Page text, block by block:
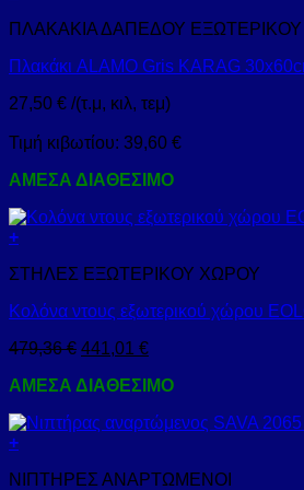
ΠΛΑΚΑΚΙΑ ΔΑΠΕΔΟΥ
Πλακάκι ALAMO Gris KARAG
27,50 € /(τ.μ, κιλ, τεμ)
Τιμή κιβωτίου: 39,60 €
ΑΜΕΣΑ ΔΙΑΘΕΣΙΜΟ
+
ΣΤΗΛΕΣ ΕΞΩΤΕΡΙΚΟΥ ΧΩΡΟΥ
Κολόνα ντους εξωτερικού χώρου
479,36€ 441,01 €
ΑΜΕΣΑ ΔΙΑΘΕΣΙΜΟ
+
ΝΙΠΤΗΡΕΣ ΑΝΑΡΤΩΜΕΝΟΙ